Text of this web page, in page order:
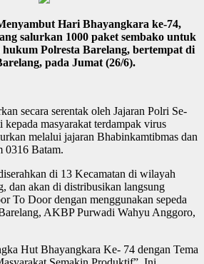
Hari Bhayangkara ke-74,
salurkan 1000 paket sembako untuk
Polresta Barelang, bertempat di
pada Jumat (26/6).
secara serentak oleh Jajaran Polri Se-
kepada masyarakat terdampak virus
melalui jajaran Bhabinkamtibmas dan
0316 Batam.
di 13 Kecamatan di wilayah
dan akan di distribusikan langsung
To Door dengan menggunakan sepeda
AKBP Purwadi Wahyu Anggoro,
Hut Bhayangkara Ke- 74 dengan Tema